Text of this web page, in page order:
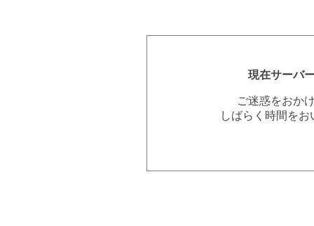
現在サーバ
ご迷惑をおか
しばらく時間を